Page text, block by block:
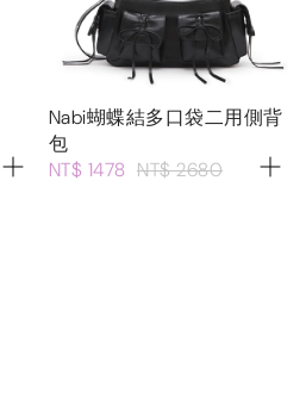
Nabi蝴蝶結多口袋二用側背
包
NT$ 1478 NT$ 2680